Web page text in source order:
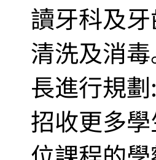
讀牙科及
清洗及消
長進行規
招收更多